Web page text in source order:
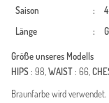
Saison
:
Länge
:
Größe unseres Modells
HIPS: 98,WAIST: 66,
Braunfarbe wird verwendet.